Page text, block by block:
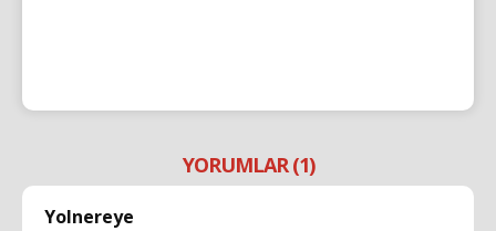
YORUMLAR (1)
Yolnereye